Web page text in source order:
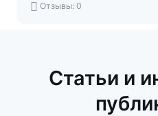
Отзывы: 0
Статьи и